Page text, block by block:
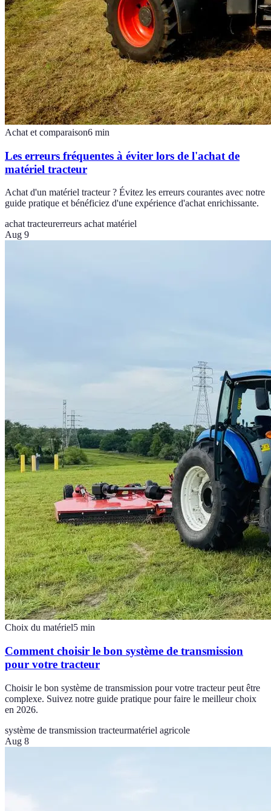
Achat et comparaison6 min
Les erreurs fréquentes à éviter lors de l'achat de
matériel tracteur
Achat d'un matériel tracteur ? Évitez les erreurs courantes avec notre
guide pratique et bénéficiez d'une expérience d'achat enrichissante.
achat tracteurerreurs achat matériel
Aug 9
Choix du matériel5 min
Comment choisir le bon système de transmission
pour votre tracteur
Choisir le bon système de transmission pour votre tracteur peut être
complexe. Suivez notre guide pratique pour faire le meilleur choix
en 2026.
système de transmission tracteurmatériel agricole
Aug 8